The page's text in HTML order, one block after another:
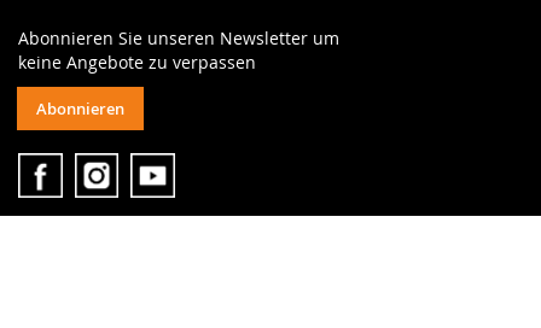
Abonnieren Sie unseren Newsletter um
keine Angebote zu verpassen
Abonnieren